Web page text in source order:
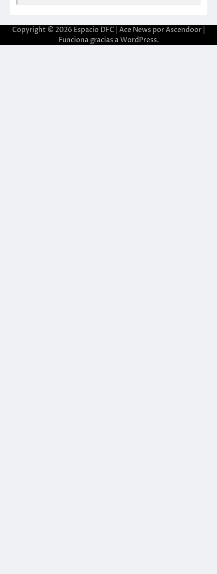
Copyright © 2026 Espacio DFC | Ace News porAscendoor
Funciona gracias aWordPress.